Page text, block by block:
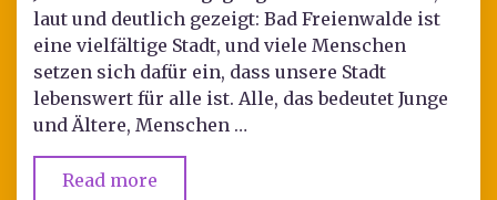
laut und deutlich gezeigt: Bad Freienwalde ist
eine vielfältige Stadt, und viele Menschen
setzen sich dafür ein, dass unsere Stadt
lebenswert für alle ist. Alle, das bedeutet Junge
und Ältere, Menschen …
Read more